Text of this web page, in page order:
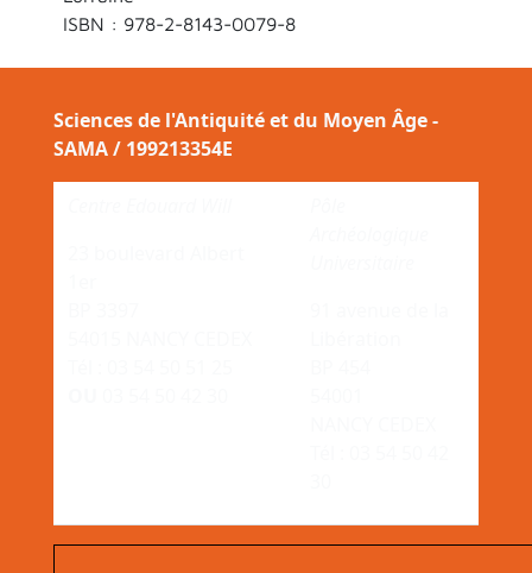
ISBN : 978-2-8143-0079-8
Sciences de l'Antiquité et du Moyen Âge -
SAMA / 199213354E